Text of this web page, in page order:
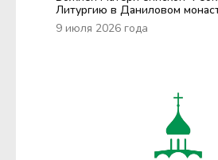
Литургию в Даниловом
9 июля 2026 года